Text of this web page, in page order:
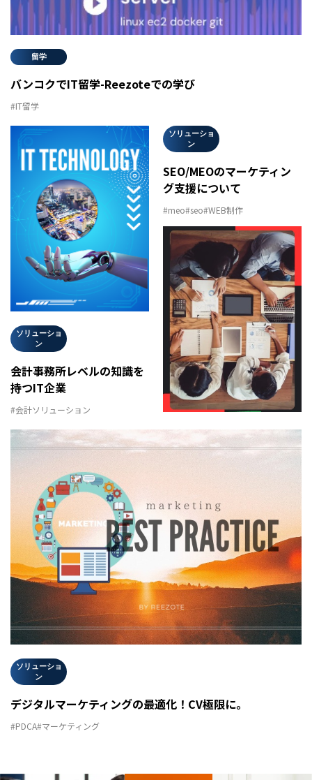
留学
バンコクでIT留学-Reezoteでの学び
#IT留学
ソリューショ
ン
会計事務所レベルの知識を
持つIT企業
#会計ソリューション
ソリューショ
ン
SEO/MEOのマーケティン
グ支援について
#meo#seo#WEB制作
ソリューショ
ン
デジタルマーケティングの最適化！CV極限に。
#PDCA#マーケティング